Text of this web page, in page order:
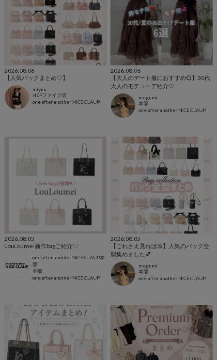
2026.08.06
【人気バックまとめ♡】
miyuu
HEPファイブ店
one after another NICE CLAUP
2026.08.06
【大人のデート服におすすめ💞】30代
大人のモテコーデ紹介🤍
megumi
本部
one after another NICE CLAUP
2026.08.05
LouLoumei 新作bagご紹介♡
one after another NICE CLAUP本
部
本部
one after another NICE CLAUP
2026.08.05
【これさえ見れば🎀】人気のバッグ全
型集めました💕
megumi
本部
one after another NICE CLAUP